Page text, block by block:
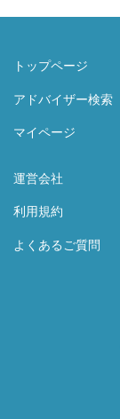
トップページ
アドバイザー検索
マイページ
運営会社
利用規約
よくあるご質問